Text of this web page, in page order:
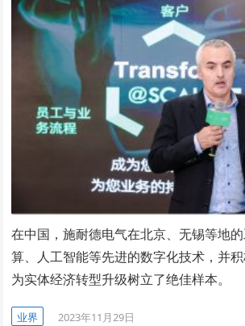
在中国，施耐德电气在北京、无锡等地
算、人工智能等先进的数字化技术，并积
为实体经济转型升级树立了绝佳样本。
业界 2023年11月29日